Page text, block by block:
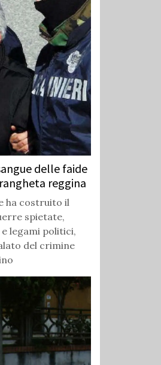
delle faide
reggina
ha costruito il
spietate,
legami politici,
del crimine